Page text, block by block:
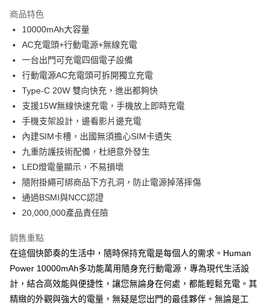
商品特色
10000mAh大容量
AC充電頭+行動電源+無線充電
一台出門可充電四個電子設備
行動電源AC充電頭可拆開獨立充電
Type-C 20W 雙向快充，進出都夠快
支援15W無線快速充電，手機放上即時充電
手機支架設計，邊看影片邊充電
內建SIM卡槽，出國無須擔心SIM卡遺失
九重防護技術配備，杜絕意外發生
LED燈電量顯示，不易損壞
隨附掛繩可綁商品下方孔洞，防止電源掉落摔傷
通過BSMI與NCC認證
20,000,000產品責任險
銷售重點
在這個快節奏的生活中，隨時保持充電是每個人的需求。Human
Power 10000mAh多功能萬用隨身充行動電源，專為現代生活設
計，結合高效能與便捷性，讓您無論身在何處，都能輕鬆充電。其
精緻的外觀與強大的電量，無疑是您出門的最佳夥伴。無論是工